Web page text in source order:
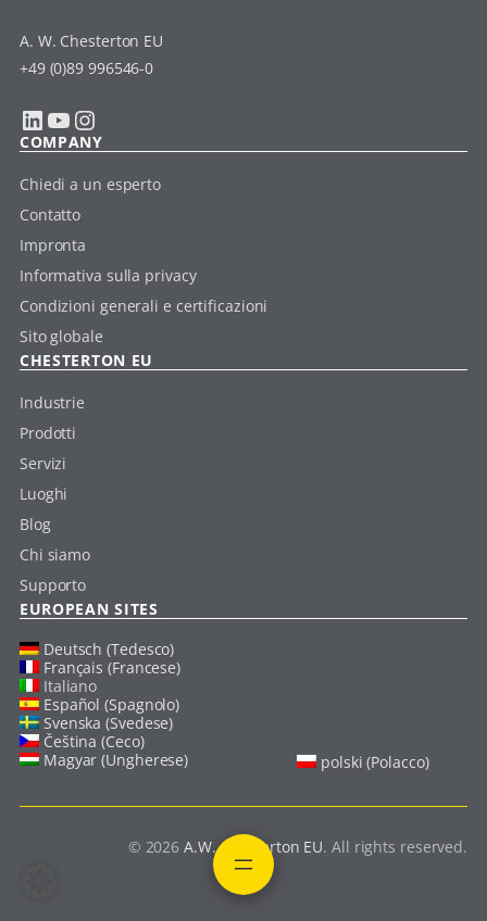
A. W. Chesterton EU
+49 (0)89 996546-0
LinkedIn YouTube Instagram
COMPANY
Chiedi a un esperto
Contatto
Impronta
Informativa sulla privacy
Condizioni generali e certificazioni
Sito globale
CHESTERTON EU
Industrie
Prodotti
Servizi
Luoghi
Blog
Chi siamo
Supporto
EUROPEAN SITES
Deutsch (Tedesco)
Français (Francese)
Italiano
Español (Spagnolo)
Svenska (Svedese)
Čeština (Ceco)
Magyar (Ungherese)
polski (Polacco)
© 2026A.W. Chesterton EU. All rights reserved.